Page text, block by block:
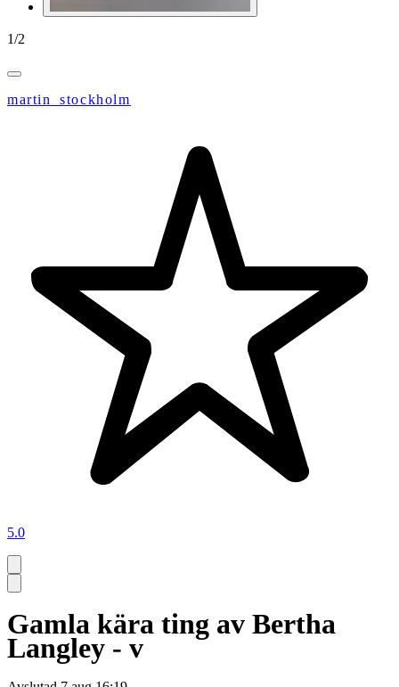
1/2
martin_stockholm
5.0
Gamla kära ting av Bertha
Langley - v